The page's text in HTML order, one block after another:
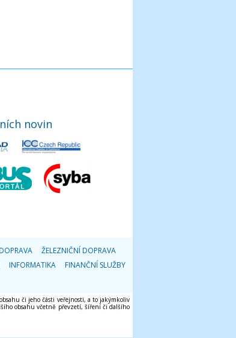
novin
ŽELEZNIČNÍ DOPRAVA
INFORMATIKA
FINANČNÍ SLUŽBY
či jeho části veřejnosti, a to jakýmkoliv
obsahu včetně převzetí, šíření či dalšího